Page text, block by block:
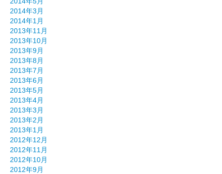
2014年3月
2014年1月
2013年11月
2013年10月
2013年9月
2013年8月
2013年7月
2013年6月
2013年5月
2013年4月
2013年3月
2013年2月
2013年1月
2012年12月
2012年11月
2012年10月
2012年9月